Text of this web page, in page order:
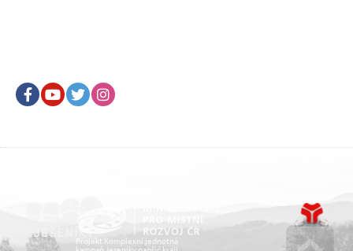
FacebookYoutubeTwitter
Projekt Komplexní jednotná